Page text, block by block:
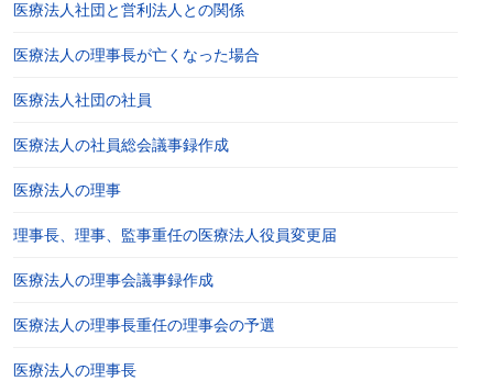
医療法人社団と営利法人との関係
医療法人の理事長が亡くなった場合
医療法人社団の社員
医療法人の社員総会議事録作成
医療法人の理事
理事長、理事、監事重任の医療法人役員変更届
医療法人の理事会議事録作成
医療法人の理事長重任の理事会の予選
医療法人の理事長